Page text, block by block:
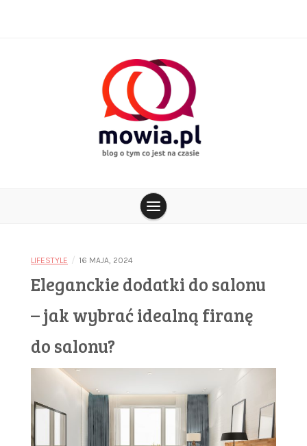
mowia.pl
LIFESTYLE / 16 MAJA, 2024
Eleganckie dodatki do salonu
– jak wybrać idealną firanę
do salonu?